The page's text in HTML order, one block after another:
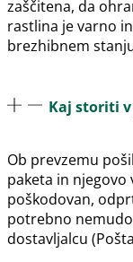
zaščitena, da
rastlina je varno
brezhibnem
Kaj storiti
Ob prevzemu
paketa in njegovo
poškodovan,
potrebno
dostavljalcu